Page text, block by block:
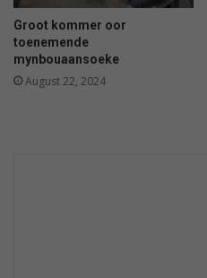
Groot kommer oor
toenemende
mynbouaansoeke
August 22, 2024